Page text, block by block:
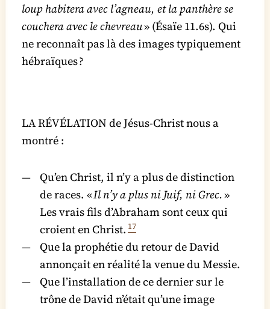
loup habitera avec l’agneau, et la panthère se
couchera avec le chevreau» (Ésaïe 11.6s). Qui
ne reconnaît pas là des images typiquement
hébraïques ?
LA RÉVÉLATION de Jésus-Christ nous a
montré :
Qu’en Christ, il n’y a plus de distinction
de races. «Il n’y a plus ni Juif, ni Grec.»
Les vrais fils d’Abraham sont ceux qui
croient en Christ. 17
Que la prophétie du retour de David
annonçait en réalité la venue du Messie.
Que l’installation de ce dernier sur le
trône de David n’était qu’une image